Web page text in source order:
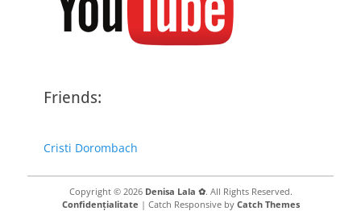
Friends:
Cristi Dorombach
Copyright © 2026 Denisa Lala ✿. All Rights Reserved.
Confidențialitate | Catch Responsive by Catch Themes